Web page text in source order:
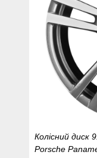
Колісний диск
Porsche